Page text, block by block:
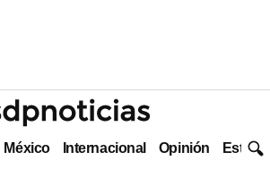
México Internacional Opinión Estilo